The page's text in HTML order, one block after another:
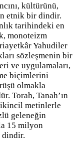
kültürünü,
etnik bir dindir.
tarihindeki en
monoteizm
Yahudiler
sözleşmenin bir
ve uygulamaları,
biçimlerini
olmakla
Torah, Tanah’ın
metinlerle
geleneğin
15 milyon
dindir.